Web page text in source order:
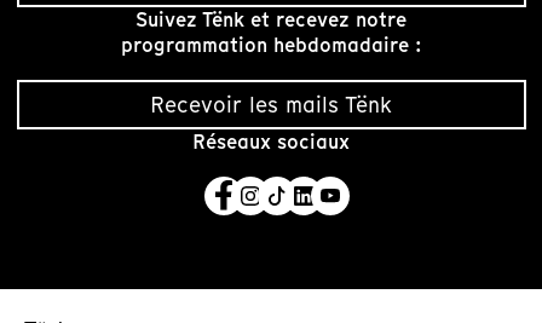
Suivez Tënk et recevez notre
programmation hebdomadaire :
Recevoir les mails Tënk
Réseaux sociaux